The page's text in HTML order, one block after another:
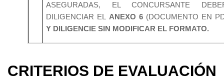
ASEGURADAS, EL CONCURSANTE
DILIGENCIAR EL ANEXO 6 (DOCUMENTO EN
Y DILIGENCIE SIN MODIFICAR EL FORMATO.
CRITERIOS DE EVALUACIÓN